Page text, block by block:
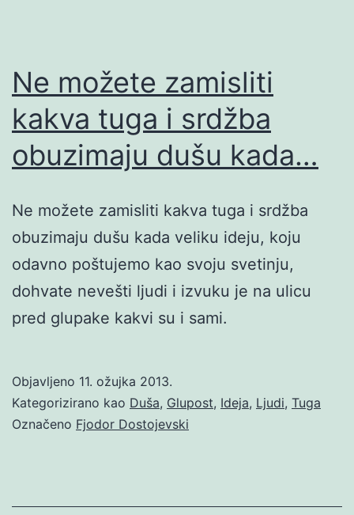
Ne možete zamisliti
kakva tuga i srdžba
obuzimaju dušu kada…
Ne možete zamisliti kakva tuga i srdžba
obuzimaju dušu kada veliku ideju, koju
odavno poštujemo kao svoju svetinju,
dohvate nevešti ljudi i izvuku je na ulicu
pred glupake kakvi su i sami.
Objavljeno 11. ožujka 2013.
Kategorizirano kao Duša, Glupost, Ideja, Ljudi, Tuga
Označeno Fjodor Dostojevski